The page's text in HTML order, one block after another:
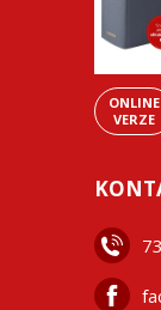
ONLINE
VERZE